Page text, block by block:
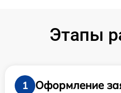
Этапы
1
Оформление